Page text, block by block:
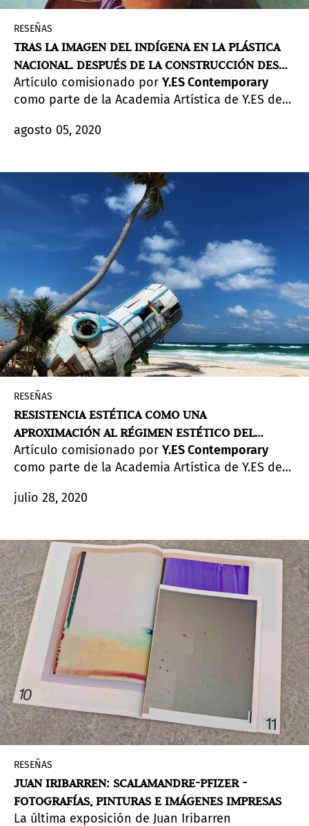
RESEÑAS
TRAS LA IMAGEN DEL INDÍGENA EN LA PLÁSTICA
NACIONAL. DESPUÉS DE LA CONSTRUCCIÓN DESDE
LA CONTRADICCIÓN
Artículo comisionado por Y.ES Contemporary
como parte de la Academia Artística de Y.ES de
por Gabriela Poma. Iniciativa de la Fundación
Contemporary crea oportunidades para
destacados artistas contemporáneos
salvadoreños para avanzar en su práctica
artística e interactuar con otros artistas,
curadores, coleccionistas, galeristas y los medios
de comunicación dentro y fuera de El Salvador.
agosto 05, 2020
RESEÑAS
RESISTENCIA ESTÉTICA COMO UNA
APROXIMACIÓN AL RÉGIMEN ESTÉTICO DEL
MEDIO ARTÍSTICO SALVADOREÑO
Artículo comisionado por Y.ES Contemporary
como parte de la Academia Artística de Y.ES de
por Gabriela Poma. Iniciativa de la Fundación
Contemporary crea oportunidades para
destacados artistas contemporáneos
salvadoreños para avanzar en su práctica
artística e interactuar con otros artistas,
curadores, coleccionistas, galeristas y los medios
de comunicación dentro y fuera de El Salvador.
julio 28, 2020
RESEÑAS
JUAN IRIBARREN: SCALAMANDRE-PFIZER -
FOTOGRAFÍAS, PINTURAS E IMÁGENES IMPRESAS
La última exposición de Juan Iribarren